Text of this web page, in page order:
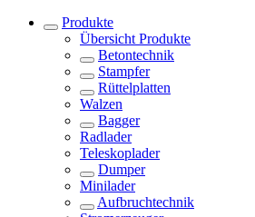
Produkte
Übersicht Produkte
Betontechnik
Stampfer
Rüttelplatten
Walzen
Bagger
Radlader
Teleskoplader
Dumper
Minilader
Aufbruchtechnik